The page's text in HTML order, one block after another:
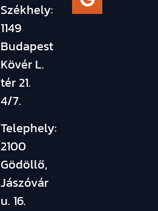
Székhely:
1149
Budapest
Kövér L.
tér 21.
4/7.
Telephely:
2100
Gödöllő,
Jászóvár
u. 16.